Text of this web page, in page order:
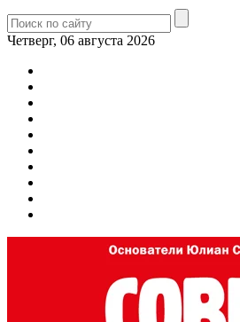
Четверг, 06 августа 2026